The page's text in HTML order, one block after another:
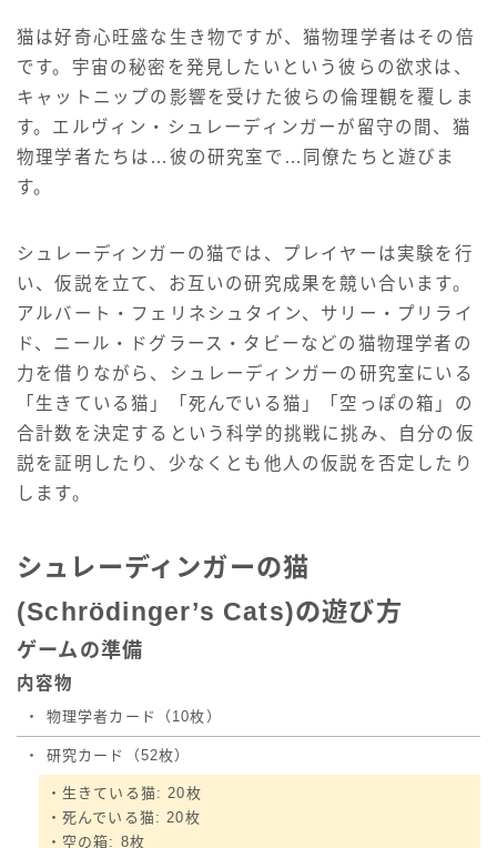
猫は好奇心旺盛な生き物ですが、猫物理学者はその倍
です。宇宙の秘密を発見したいという彼らの欲求は、
キャットニップの影響を受けた彼らの倫理観を覆しま
す。エルヴィン・シュレーディンガーが留守の間、猫
物理学者たちは…彼の研究室で…同僚たちと遊びま
す。
シュレーディンガーの猫では、プレイヤーは実験を行
い、仮説を立て、お互いの研究成果を競い合います。
アルバート・フェリネシュタイン、サリー・プリライ
ド、ニール・ドグラース・タビーなどの猫物理学者の
力を借りながら、シュレーディンガーの研究室にいる
「生きている猫」「死んでいる猫」「空っぽの箱」の
合計数を決定するという科学的挑戦に挑み、自分の仮
説を証明したり、少なくとも他人の仮説を否定したり
します。
シュレーディンガーの猫
(Schrödinger’s Cats)の遊び方
ゲームの準備
内容物
・ 物理学者カード（10枚）
・ 研究カード（52枚）
・生きている猫: 20枚
・死んでいる猫: 20枚
・空の箱: 8枚